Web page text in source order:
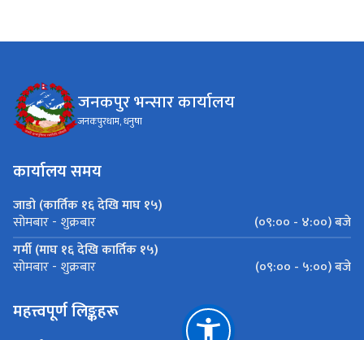
जनकपुर भन्सार कार्यालय
जनकपुरधाम, धनुषा
कार्यालय समय
जाडो (कार्तिक १६ देखि माघ १५)
सोमबार - शुक्रबार
(०९:०० - ४:००) बजे
गर्मी (माघ १६ देखि कार्तिक १५)
सोमबार - शुक्रबार (०९:०० - ५:००) बजे
महत्त्वपूर्ण लिङ्कहरू